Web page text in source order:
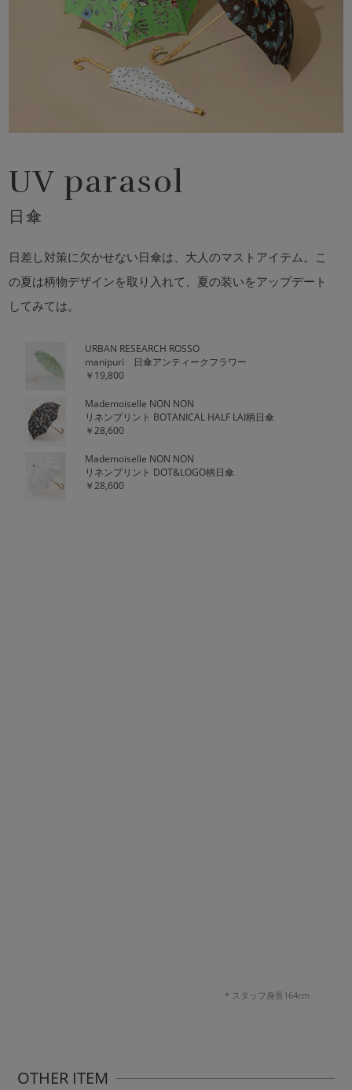
UV parasol
日傘
日差し対策に欠かせない日傘は、大人のマストアイテム。こ
の夏は柄物デザインを取り入れて、夏の装いをアップデート
してみては。
* スタッフ身長164cm
URBAN RESEARCH ROSSO
manipuri 日傘アンティークフラワー
￥19,800
Mademoiselle NON NON
リネンプリント BOTANICAL HALF LAI柄日傘
￥28,600
Mademoiselle NON NON
リネンプリント DOT&LOGO柄日傘
￥28,600
OTHER ITEM